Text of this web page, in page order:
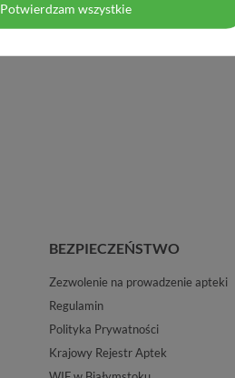
BEZPIECZEŃSTWO
Zezwolenie na prowadzenie apteki
Regulamin
Polityka Prywatności
Krajowy Rejestr Aptek
Potwierdzam wszystkie